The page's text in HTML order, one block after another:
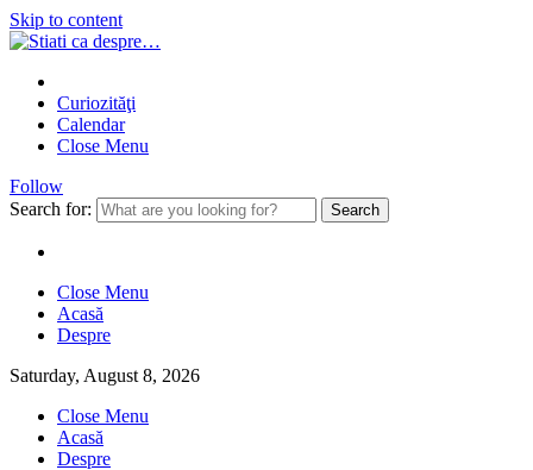
Skip to content
Curiozităţi
Calendar
Close Menu
Follow
Search for:
Close Menu
Acasă
Despre
Saturday, August 8, 2026
Close Menu
Acasă
Despre